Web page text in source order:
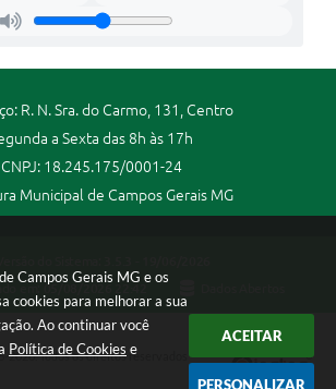
Campos Gerais MG e os
cookies para melhorar a sua
Ao continuar você
Política de Cookies e
ACEITAR
PERSONALIZAR
R. N. Sra. do Carmo, 131, Centro
a Sexta das 8h às 17h
CNPJ: 18.245.175/0001-24
Municipal de Campos Gerais MG
em:
05/08/2026 22:42
Todos os direitos reservados -